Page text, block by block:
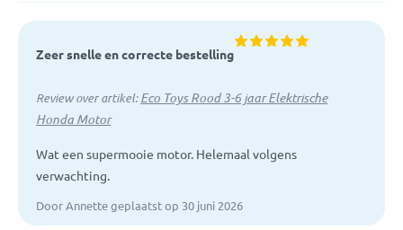
Zeer snelle en correcte bestelling
Review over artikel:Eco Toys Rood 3-6 jaar Elektrische
Honda Motor
Wat een supermooie motor. Helemaal volgens
verwachting.
Door Annette geplaatst op 30 juni 2026